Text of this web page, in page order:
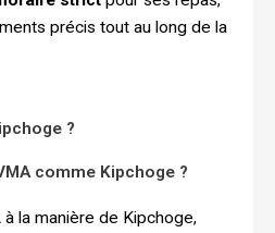
précis tout au long de la
?
comme Kipchoge ?
la manière de Kipchoge,